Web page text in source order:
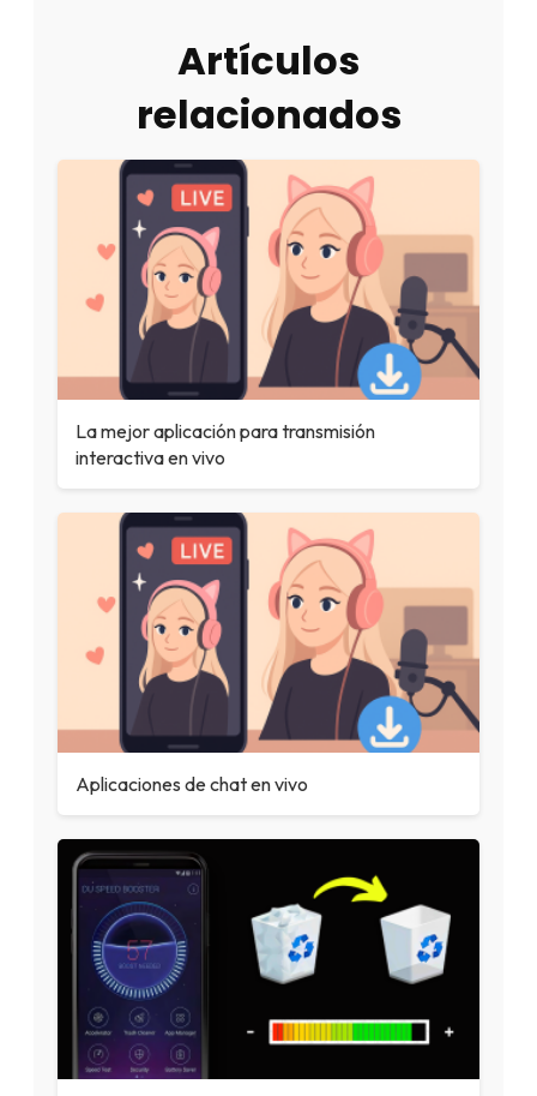
Artículos
relacionados
La mejor aplicación para transmisión
interactiva en vivo
Aplicaciones de chat en vivo